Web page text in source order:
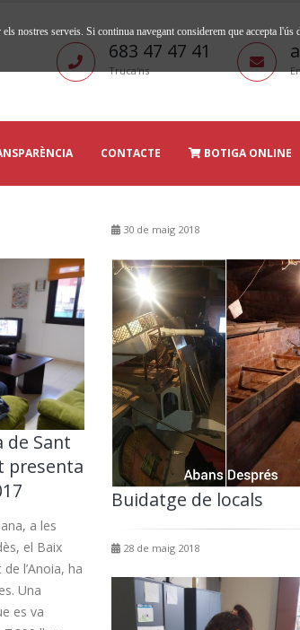
683 47 47 41
Truca'ns
CONTACTE BOTIGA ONLINE
de Sant
presenta
a les
el Baix
l’Anoia, ha
Una
es va
30 de maig 2018
Buidatge de locals
28 de maig 2018
nostres serveis. Si continua navegant considerem que accepta l'ús